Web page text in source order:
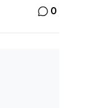
0